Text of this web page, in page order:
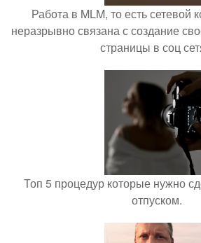
Работа в MLM, то есть сетевой
неразрывно связана с создание
страницы в соц
Топ 5 процедур которые нужно
отпуском.